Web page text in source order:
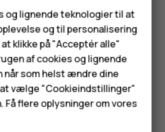
M
.
og lignende teknologier til at
og til personalisering
klikke på "Acceptér alle"
af cookies og lignende
når som helst ændre dine
vælge "Cookieindstillinger"
Få flere oplysninger om vores